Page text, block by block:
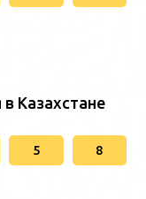
Казахстане
5 8